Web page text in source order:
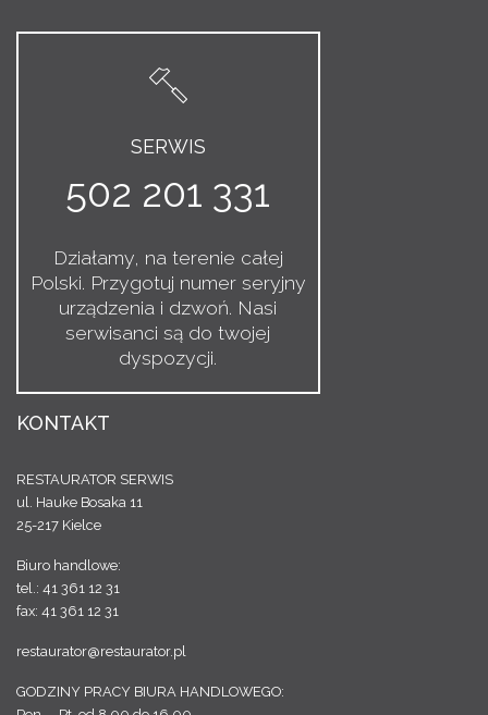
SERWIS
502 201 331
Działamy, na terenie całej
Polski. Przygotuj numer seryjny
urządzenia i dzwoń. Nasi
serwisanci są do twojej
dyspozycji.
KONTAKT
RESTAURATOR SERWIS
ul. Hauke Bosaka 11
25-217 Kielce
Biuro handlowe:
tel.: 41 361 12 31
fax: 41 361 12 31
restaurator@restaurator.pl
GODZINY PRACY BIURA HANDLOWEGO: